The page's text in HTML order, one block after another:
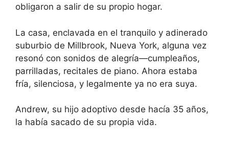
obligaron a salir de su propio hogar.
La casa, enclavada en el tranquilo y adinerado
suburbio de Millbrook, Nueva York, alguna vez
resonó con sonidos de alegría—cumpleaños,
parrilladas, recitales de piano. Ahora estaba
fría, silenciosa, y legalmente ya no era suya.
Andrew, su hijo adoptivo desde hacía 35 años,
la había sacado de su propia vida.